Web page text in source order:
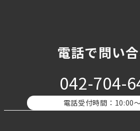
電話で問い
042-704-
電話受付時間：10:00